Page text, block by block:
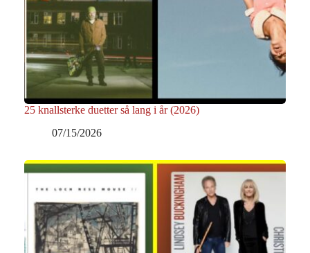
25 knallsterke duetter så lang i år (2026)
07/15/2026